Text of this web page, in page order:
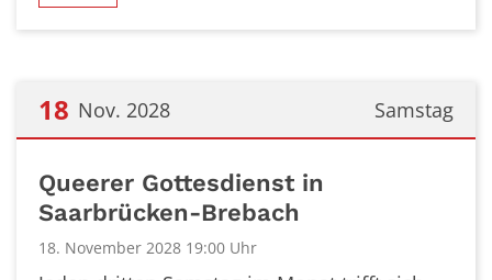
Samstag
18 Nov. 2028
Queerer Gottesdienst in
Saarbrücken-Brebach
18. November 2028 19:00 Uhr